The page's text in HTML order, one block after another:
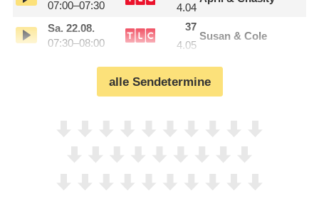
07:00–07:30 4.04
Sa. 22.08.
07:30–08:00
37
4.05
Susan & Cole
alle Sendetermine